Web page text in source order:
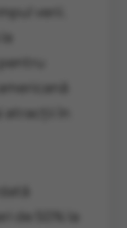
verii.
în
50% la